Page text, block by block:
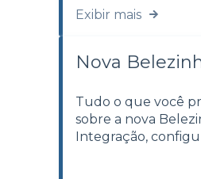
Exibir mais
Nova
Tudo o que você
sobre a nova
Integração,